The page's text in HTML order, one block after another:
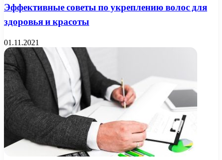
Эффективные советы по укреплению волос для
здоровья и красоты
01.11.2021